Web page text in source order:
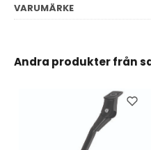
VARUMÄRKE
Andra produkter från